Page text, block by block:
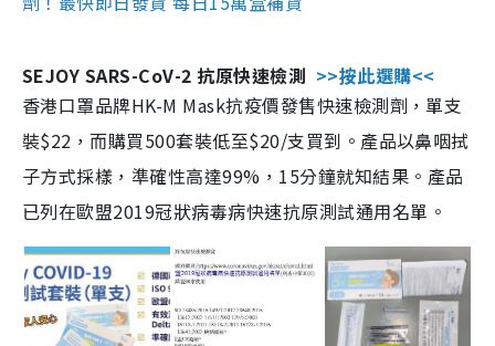
SEJOY SARS-CoV-2 抗原快速檢測 >>按此選購<<
香港口罩品牌HK-M Mask抗疫價發售快速檢測劑，單支
裝$22，而購買500套裝低至$20/支買到。產品以鼻咽拭
子方式採樣，準確性高達99%，15分鐘就知結果。產品
已列在歐盟2019冠狀病毒病快速抗原測試通用名單。